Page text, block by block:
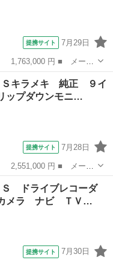
提携サイト 7月29日
グレード名： ＺＳキ
インチ ＳＤナビ／トヨ
Ｓキラメキ 純正 ９イ
ップダウンモニ…
提携サイト 7月28日
グレード名： ＺＳキ
プダウンモニター 純
Ｓ ドライブレコーダ
メラ ナビ ＴＶ…
提携サイト 7月30日